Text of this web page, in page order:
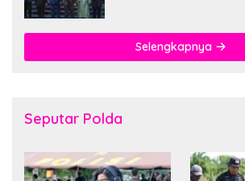
Selengkapnya
Seputar Polda